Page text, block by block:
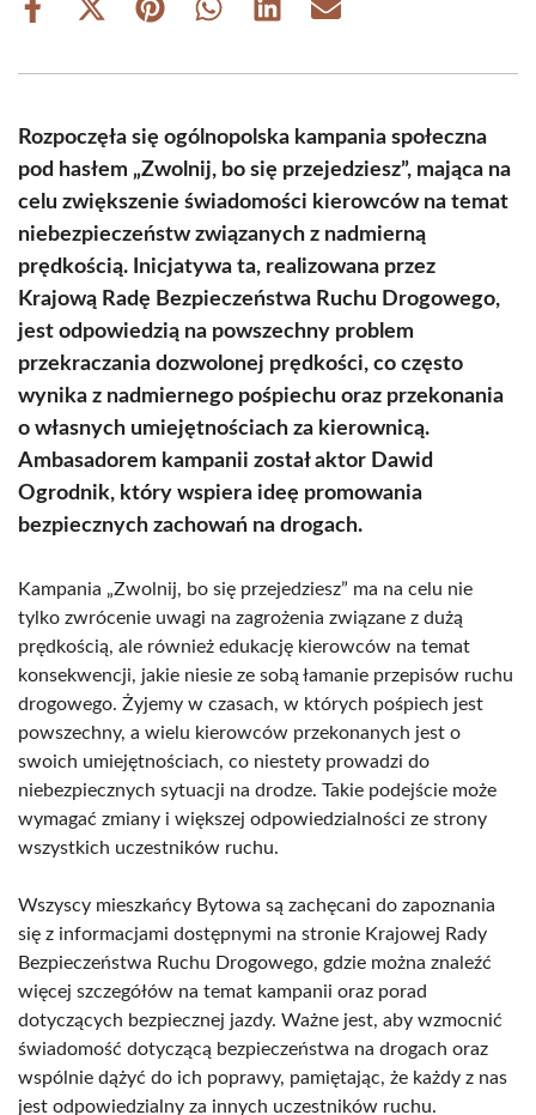
Share
Share
(Twitter)
Share Share Share Share
Rozpoczęła się ogólnopolska kampania społeczna
pod hasłem „Zwolnij, bo się przejedziesz”, mająca na
celu zwiększenie świadomości kierowców na temat
niebezpieczeństw związanych z nadmierną
prędkością. Inicjatywa ta, realizowana przez
Krajową Radę Bezpieczeństwa Ruchu Drogowego,
jest odpowiedzią na powszechny problem
przekraczania dozwolonej prędkości, co często
wynika z nadmiernego pośpiechu oraz przekonania
o własnych umiejętnościach za kierownicą.
Ambasadorem kampanii został aktor Dawid
Ogrodnik, który wspiera ideę promowania
bezpiecznych zachowań na drogach.
Kampania „Zwolnij, bo się przejedziesz” ma na celu nie
tylko zwrócenie uwagi na zagrożenia związane z dużą
prędkością, ale również edukację kierowców na temat
konsekwencji, jakie niesie ze sobą łamanie przepisów ruchu
drogowego. Żyjemy w czasach, w których pośpiech jest
powszechny, a wielu kierowców przekonanych jest o
swoich umiejętnościach, co niestety prowadzi do
niebezpiecznych sytuacji na drodze. Takie podejście może
wymagać zmiany i większej odpowiedzialności ze strony
wszystkich uczestników ruchu.
Wszyscy mieszkańcy Bytowa są zachęcani do zapoznania
się z informacjami dostępnymi na stronie Krajowej Rady
Bezpieczeństwa Ruchu Drogowego, gdzie można znaleźć
więcej szczegółów na temat kampanii oraz porad
dotyczących bezpiecznej jazdy. Ważne jest, aby wzmocnić
świadomość dotyczącą bezpieczeństwa na drogach oraz
wspólnie dążyć do ich poprawy, pamiętając, że każdy z nas
jest odpowiedzialny za innych uczestników ruchu.